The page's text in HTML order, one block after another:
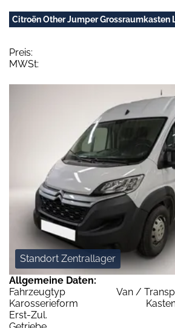
Citroën Other Jumper Grossraumkasten
Preis:
MWSt:
Standort Zentrallager
Allgemeine Daten:
Fahrzeugtyp
Van /
Karosserieform
Erst-Zul.